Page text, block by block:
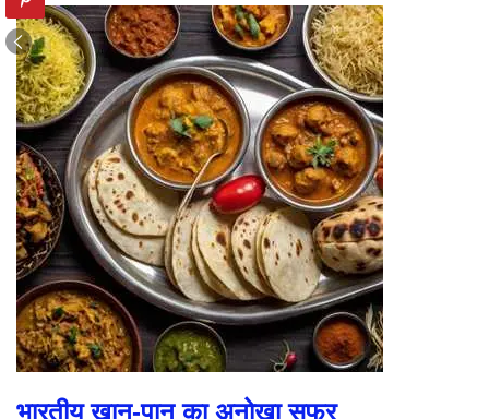
भारतीय खान-पान का अनोखा सफर